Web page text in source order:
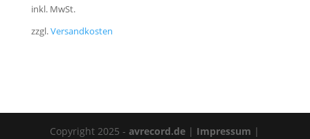
inkl. MwSt.
zzgl.Versandkosten
Copyright 2025 -avrecord.de | Impressum |